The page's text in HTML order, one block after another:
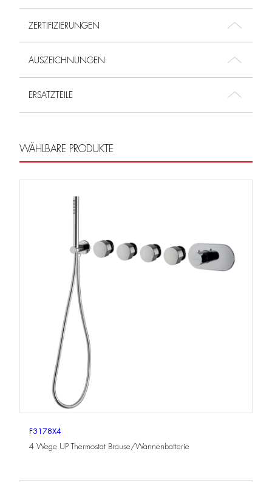
ZERTIFIZIERUNGEN
AUSZEICHNUNGEN
ERSATZTEILE
WÄHLBARE PRODUKTE
F3178X4
4 Wege UP Thermostat Brause/Wannenbatterie